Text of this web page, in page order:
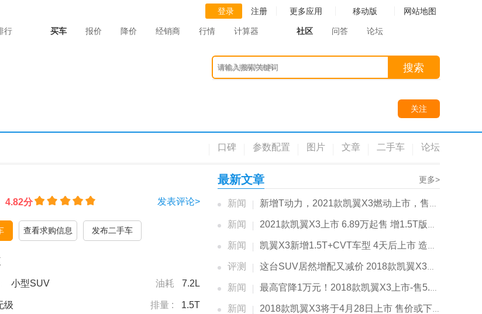
登录 注册 更多应用 移动版 网站地图
行 买车 报价 降价 经销商 行情 计算器 社区 问答 论坛
请输入搜索关键词 搜索
关注
口碑 参数配置 图片 文章 二手车 论坛
4.82分 发表评论>
查看求购信息 发布二手车
小型SUV 油耗 7.2L
级 排量 : 1.5T
最新文章 更多>
新闻 新增T动力，2021款凯翼X3燃动上市，售价...
新闻 2021款凯翼X3上市 6.89万起售 增1.5T版动力更强
新闻 凯翼X3新增1.5T+CVT车型 4天后上市 造型更运动
评测 这台SUV居然增配又减价 2018款凯翼X3试驾
新闻 最高官降1万元！2018款凯翼X3上市-售5.89万起
新闻 2018款凯翼X3将于4月28日上市 售价或下降6千元